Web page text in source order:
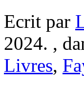
Ecrit par
2024. ,
Livres,